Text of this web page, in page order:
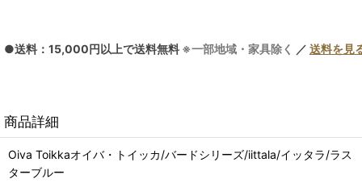
●送料：15,000円以上で送料無料 ※一部地域・家具除く ／ 送料を見
商品詳細
Oiva Toikkaオイバ・トイッカ/バードシリーズ/iittala/イッタラ/ラス
ターブルー